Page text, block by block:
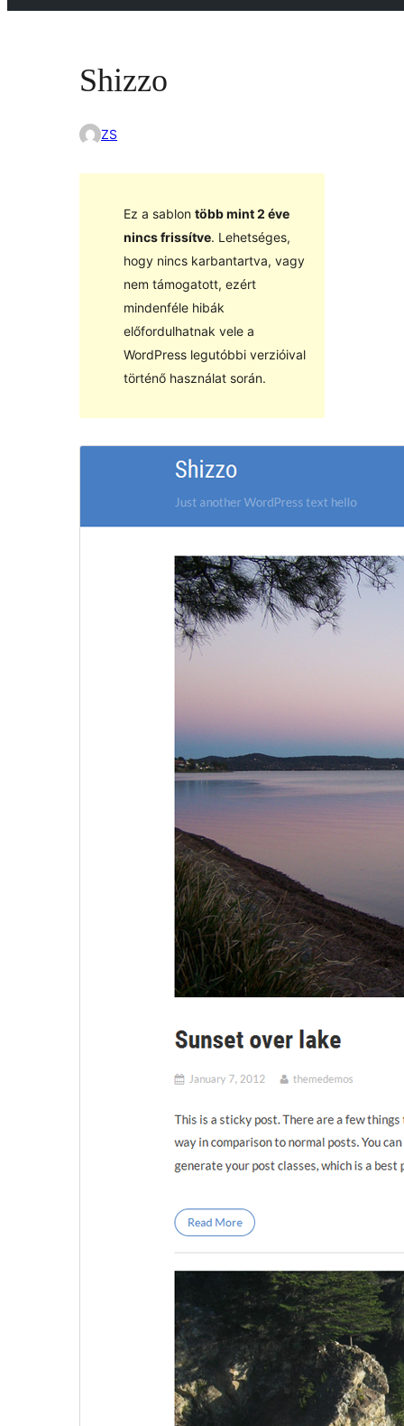
Shizzo
ZS
Ez a sablon több mint 2 éve
nincs frissítve. Lehetséges,
hogy nincs karbantartva, vagy
nem támogatott, ezért
mindenféle hibák
előfordulhatnak vele a
WordPress legutóbbi verzióival
történő használat során.